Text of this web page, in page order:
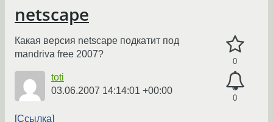
netscape
0
0
Какая версия netscape подкатит под
mandriva free 2007?
toti
03.06.2007 14:14:01 +00:00
Ссылка